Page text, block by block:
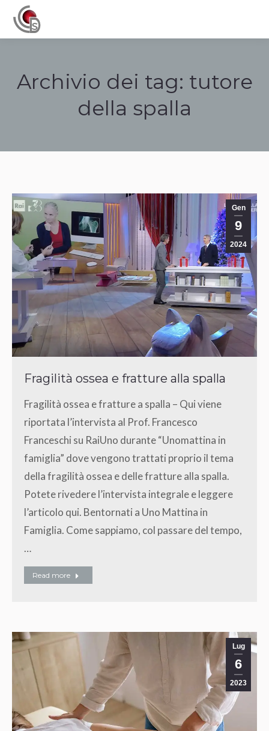
Archivio dei tag: tutore
della spalla
Gen
9
2024
Fragilità ossea e fratture alla spalla
Fragilità ossea e fratture a spalla – Qui viene
riportata l’intervista al Prof. Francesco
Franceschi su RaiUno durante “Unomattina in
famiglia” dove vengono trattati proprio il tema
della fragilità ossea e delle fratture alla spalla.
Potete rivedere l’intervista integrale e leggere
l’articolo qui. Bentornati a Uno Mattina in
Famiglia. Come sappiamo, col passare del tempo,
…
Read more
Lug
6
2023